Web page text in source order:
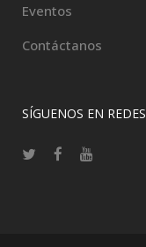
Eventos
Contáctanos
SÍGUENOS EN REDES